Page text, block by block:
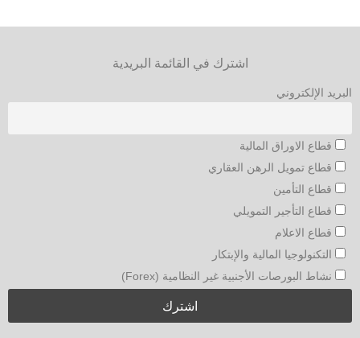
اشترك في القائمة البريدية
البريد الإلكتروني
قطاع الاوراق المالية
قطاع تمويل الرهن العقاري
قطاع التأمين
قطاع التأجير التمويلي
قطاع الاعلام
التكنولوجيا المالية والإبتكار
نشاط البورصات الأجنبية غير النظامية (Forex)